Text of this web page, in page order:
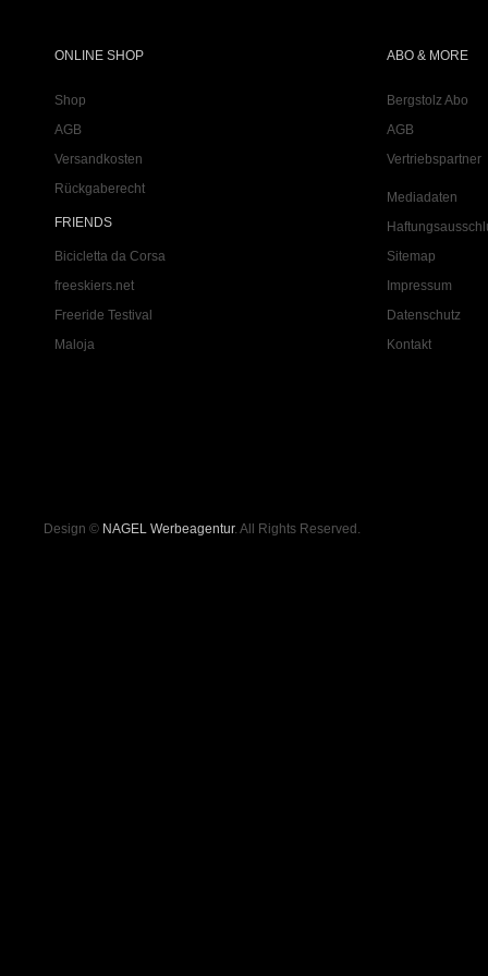
ONLINE SHOP
Shop
AGB
Versandkosten
Rückgaberecht
FRIENDS
Bicicletta da Corsa
freeskiers.net
Freeride Testival
Maloja
ABO & MORE
Bergstolz Abo
AGB
Vertriebspartner
Mediadaten
Sitemap
Impressum
Datenschutz
Kontakt
Design © NAGEL Werbeagentur. All Rights Reserved.